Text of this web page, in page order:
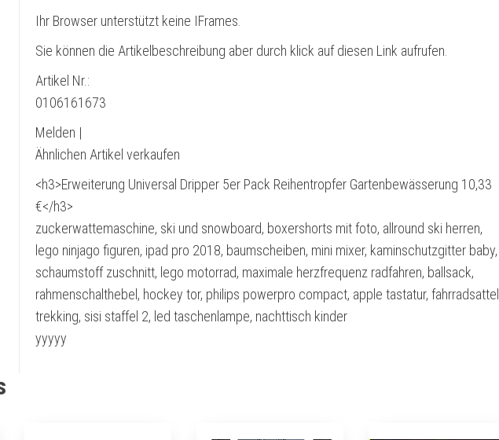
Ihr Browser unterstützt keine IFrames.
Sie können die Artikelbeschreibung aber durch klick auf diesen Link aufrufen.
Artikel Nr.:
0106161673
Melden |
Ähnlichen Artikel verkaufen
<h3>Erweiterung Universal Dripper 5er Pack Reihentropfer Gartenbewässerung 10,33
€</h3>
zuckerwattemaschine, ski und snowboard, boxershorts mit foto, allround ski herren,
lego ninjago figuren, ipad pro 2018, baumscheiben, mini mixer, kaminschutzgitter baby,
schaumstoff zuschnitt, lego motorrad, maximale herzfrequenz radfahren, ballsack,
rahmenschalthebel, hockey tor, philips powerpro compact, apple tastatur, fahrradsattel
trekking, sisi staffel 2, led taschenlampe, nachttisch kinder
yyyyy